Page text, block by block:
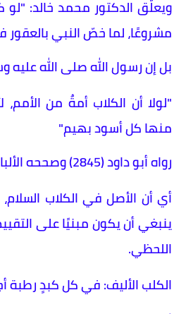
ويعلّق الدكتور محمد خالد: "لو
مشروعًا، لما خصّ النبي بالعقور
بل إن رسول الله صلى الله عليه
"لولا أن الكلاب أمةٌ من الأمم،
منها كل أسود بهيم"
رواه أبو داود (2845) وصححه الألباني.
أي أن الأصل في الكلاب السلام،
ينبغي أن يكون مبنيًا على
اللحظي.
الكلب الأليف: في كل كبدٍ رطبة